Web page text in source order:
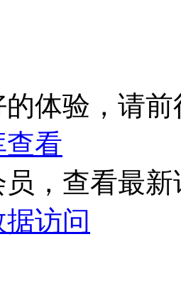
体验，请
看
，查看最
访问